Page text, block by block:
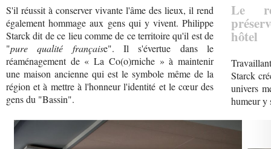
S'il réussit à conserver vivante l'âme des lieux, il rend
également hommage aux gens qui y vivent. Philippe
Starck dit de ce lieu comme de ce territoire qu'il est de
"pure qualité française". Il s'évertue dans le
réaménagement de « La Co(o)rniche » à maintenir
une maison ancienne qui est le symbole même de la
région et à mettre à l'honneur l'identité et le cœur des
gens du "Bassin".
Le
hôtel
Starck
univers
humeur y